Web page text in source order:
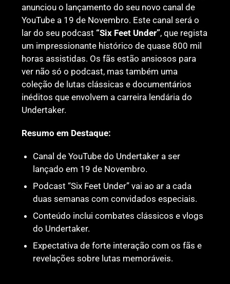
anunciou o lançamento do seu novo canal de
YouTube a 19 de Novembro. Este canal será o
lar do seu podcast “Six Feet Under”, que regista
um impressionante histórico de quase 800 mil
horas assistidas. Os fãs estão ansiosos para
ver não só o podcast, mas também uma
coleção de lutas clássicas e documentários
inéditos que envolvem a carreira lendária do
Undertaker.
Resumo em Destaque:
Canal de YouTube do Undertaker a ser
lançado em 19 de Novembro.
Podcast “Six Feet Under” vai ao ar a cada
duas semanas com convidados especiais.
Conteúdo inclui combates clássicos e vlogs
do Undertaker.
Expectativa de forte interação com os fãs e
revelações sobre lutas memoráveis.